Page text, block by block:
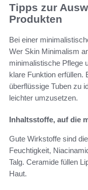
Tipps zur
Produkten
Bei einer
Wer Skin Minimalism
minimalistische Pflege
klare Funktion erfüllen.
überflüssige Tuben zu
leichter umzusetzen.
Inhaltsstoffe, auf die
Gute Wirkstoffe sind
Feuchtigkeit,
Talg. Ceramide füllen
Haut.